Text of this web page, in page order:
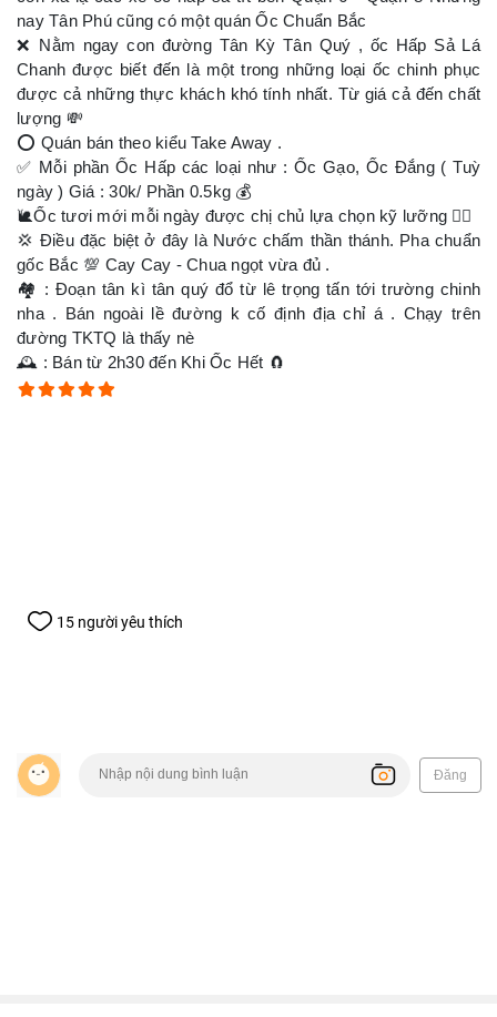
nay Tân Phú cũng có một quán Ốc Chuẩn Bắc
❌ Nằm ngay con đường Tân Kỳ Tân Quý , ốc Hấp Sả Lá
Chanh được biết đến là một trong những loại ốc chinh phục
được cả những thực khách khó tính nhất. Từ giá cả đến chất
lượng 💸
⭕️ Quán bán theo kiểu Take Away .
✅ Mỗi phần Ốc Hấp các loại như : Ốc Gạo, Ốc Đắng ( Tuỳ
ngày ) Giá : 30k/ Phần 0.5kg 💰
🐌Ốc tươi mới mỗi ngày được chị chủ lựa chọn kỹ lưỡng 👍🏻
💢 Điều đặc biệt ở đây là Nước chấm thần thánh. Pha chuẩn
gốc Bắc 💯 Cay Cay - Chua ngọt vừa đủ .
🏘 : Đoạn tân kì tân quý đổ từ lê trọng tấn tới trường chinh
nha . Bán ngoài lề đường k cố định địa chỉ á . Chạy trên
đường TKTQ là thấy nè
🕰 : Bán từ 2h30 đến Khi Ốc Hết 🧲
15 người yêu thích
Đăng